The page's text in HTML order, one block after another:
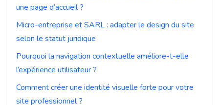
une page d’accueil ?
Micro-entreprise et SARL : adapter le design du site
selon le statut juridique
Pourquoi la navigation contextuelle améliore-t-elle
l’expérience utilisateur ?
Comment créer une identité visuelle forte pour votre
site professionnel ?